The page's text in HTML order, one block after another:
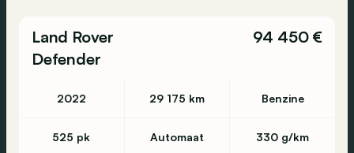
Land Rover
Defender
94 450 €
2022 29 175 km Benzine
525 pk Automaat 330 g/km